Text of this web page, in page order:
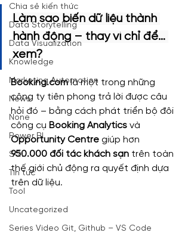
Chia sẻ kiến thức
Data Storytelling
Data Visualization
Knowledge
Marketing Automation
News
None
Power BI
SQL
Tin tức
Tool
Uncategorized
Series Video Git, Github – VS Code
Làm sao biến dữ liệu thành
hành động – thay vì chỉ để…
xem?
Booking.com là một trong những
công ty tiên phong trả lời được câu
hỏi đó – bằng cách phát triển bộ đôi
công cụ Booking Analytics và
Opportunity Centre giúp hơn
950.000 đối tác khách sạn trên toàn
thế giới chủ động ra quyết định dựa
trên dữ liệu.